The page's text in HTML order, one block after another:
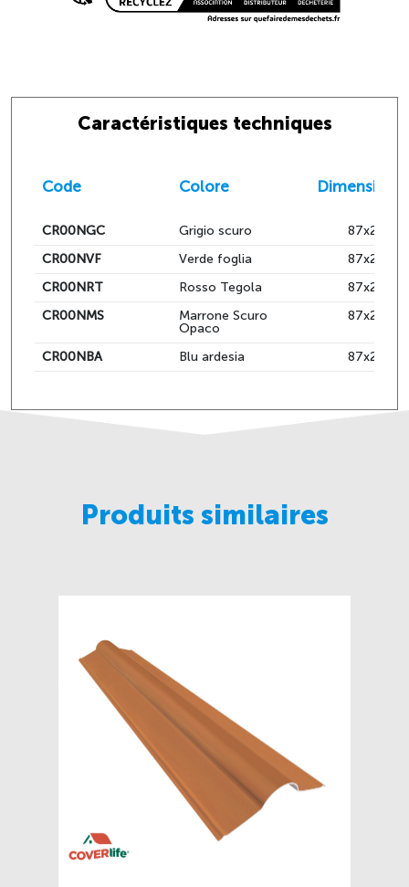
Caractéristiques techniques
Code Colore Dimensione
CR00NGC Grigio scuro
87x22x40
CR00NVF
Verde foglia
87x22x40
CR00NRT
Rosso Tegola
87x22x40
CR00NMS
Marrone Scuro
Opaco
87x22x40
CR00NBA Blu ardesia 87x22x40
Produits similaires